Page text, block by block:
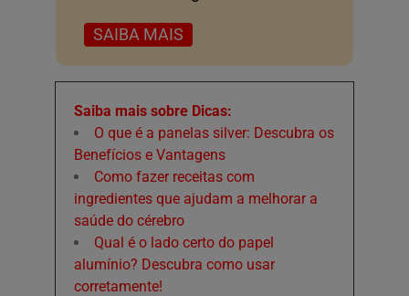
SAIBA MAIS
Saiba mais sobre Dicas:
O que é a panelas silver: Descubra os
Benefícios e Vantagens
Como fazer receitas com
ingredientes que ajudam a melhorar a
saúde do cérebro
Qual é o lado certo do papel
alumínio? Descubra como usar
corretamente!